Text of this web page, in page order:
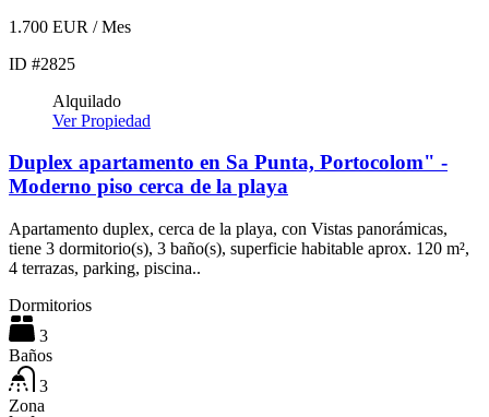
1.700 EUR / Mes
ID #2825
Alquilado
Ver Propiedad
Duplex apartamento en Sa Punta, Portocolom" -
Moderno piso cerca de la playa
Apartamento duplex, cerca de la playa, con Vistas panorámicas,
tiene 3 dormitorio(s), 3 baño(s), superficie habitable aprox. 120 m²,
4 terrazas, parking, piscina..
Dormitorios
3
Baños
3
Zona